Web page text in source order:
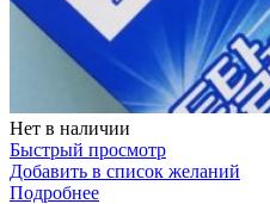
Нет в наличии
Быстрый просмотр
Добавить в список желаний
Подробнее